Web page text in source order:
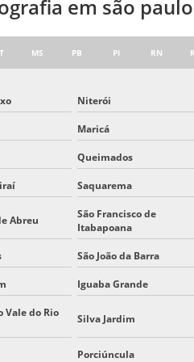
TOPOGRAFIA DRONE
TOPOGRAFIA EM SÃO PAULO
TOPOGRAFIA LASER SCANNER
TOPÓGRAFO DRONE
EMPRESA DE TOPOGRAFIA
EMPRESA DE TOPOGRAFIA
PAULO
EMPRESA QUE FAZ
ITAQUAQUECETUBA SP
EMPRESA QUE FAZ
SERVIÇOS DE TOPOGRAFIA
SERVIÇOS DE TOPOGRAFIA
PAULO
em são
MS PB PI RN
Niterói
Maricá
Queimados
Saquarema
Abreu
São Francisco de
Itabapoana
São João da Barra
Iguaba Grande
Vale do Rio
Silva Jardim
Porciúncula